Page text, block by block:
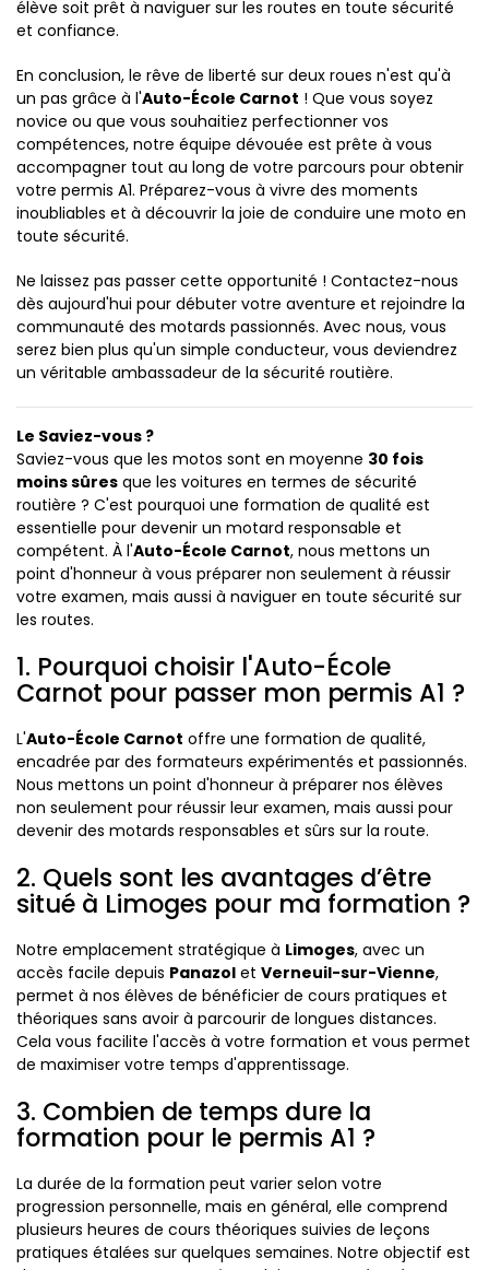
élève soit prêt à naviguer sur les routes en toute sécurité
et confiance.
En conclusion, le rêve de liberté sur deux roues n'est qu'à
un pas grâce à l'Auto-École Carnot ! Que vous soyez
novice ou que vous souhaitiez perfectionner vos
compétences, notre équipe dévouée est prête à vous
accompagner tout au long de votre parcours pour obtenir
votre permis A1. Préparez-vous à vivre des moments
inoubliables et à découvrir la joie de conduire une moto en
toute sécurité.
Ne laissez pas passer cette opportunité ! Contactez-nous
dès aujourd'hui pour débuter votre aventure et rejoindre la
communauté des motards passionnés. Avec nous, vous
serez bien plus qu'un simple conducteur, vous deviendrez
un véritable ambassadeur de la sécurité routière.
Le Saviez-vous ?
Saviez-vous que les motos sont en moyenne 30 fois
moins sûres que les voitures en termes de sécurité
routière ? C'est pourquoi une formation de qualité est
essentielle pour devenir un motard responsable et
compétent. À l'Auto-École Carnot, nous mettons un
point d'honneur à vous préparer non seulement à réussir
votre examen, mais aussi à naviguer en toute sécurité sur
les routes.
1. Pourquoi choisir l'Auto-École
Carnot pour passer mon permis A1 ?
L'Auto-École Carnot offre une formation de qualité,
encadrée par des formateurs expérimentés et passionnés.
Nous mettons un point d'honneur à préparer nos élèves
non seulement pour réussir leur examen, mais aussi pour
devenir des motards responsables et sûrs sur la route.
2. Quels sont les avantages d’être
situé à Limoges pour ma formation ?
Notre emplacement stratégique à Limoges, avec un
accès facile depuis Panazol et Verneuil-sur-Vienne,
permet à nos élèves de bénéficier de cours pratiques et
théoriques sans avoir à parcourir de longues distances.
Cela vous facilite l'accès à votre formation et vous permet
de maximiser votre temps d'apprentissage.
3. Combien de temps dure la
formation pour le permis A1 ?
La durée de la formation peut varier selon votre
progression personnelle, mais en général, elle comprend
plusieurs heures de cours théoriques suivies de leçons
pratiques étalées sur quelques semaines. Notre objectif est